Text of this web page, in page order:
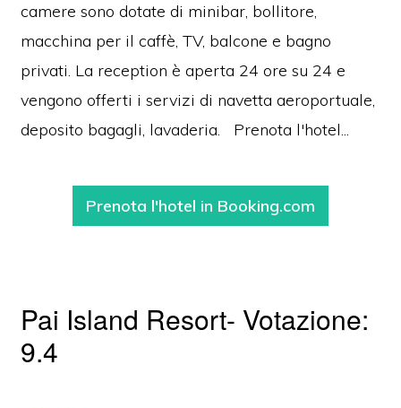
camere sono dotate di minibar, bollitore,
macchina per il caffè, TV, balcone e bagno
privati. La reception è aperta 24 ore su 24 e
vengono offerti i servizi di navetta aeroportuale,
deposito bagagli, lavaderia. Prenota l'hotel...
Prenota l'hotel in Booking.com
Pai Island Resort- Votazione:
9.4